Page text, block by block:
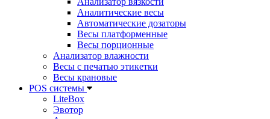
Аналитические весы
Автоматические дозаторы
Весы платформенные
Весы порционные
Анализатор влажности
Весы с печатью этикетки
Весы крановые
POS системы
LiteBox
Эвотор